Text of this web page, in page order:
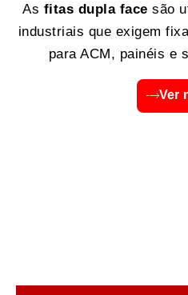
As fitas dupla face são
industriais que exigem
para ACM, painéis e
Ver